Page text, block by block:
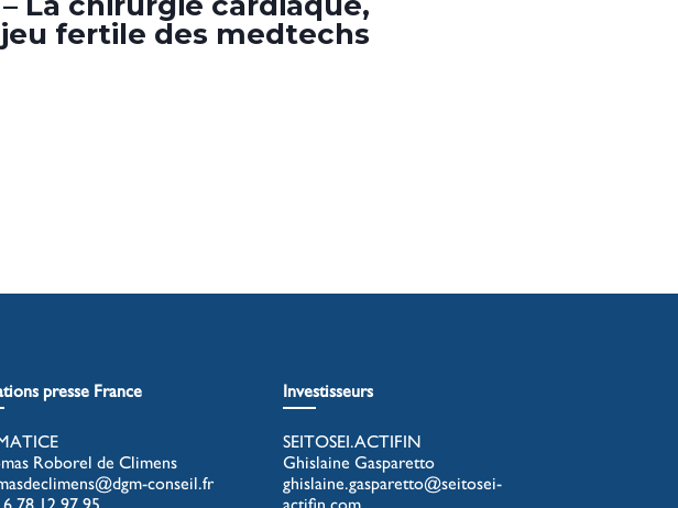
fertile des medtechs
presse France
Roborel de Climens
conseil.fr
Investisseurs
SEITOSEI.ACTIFIN
Ghislaine Gasparetto
ghislaine.gasparetto@seitosei-